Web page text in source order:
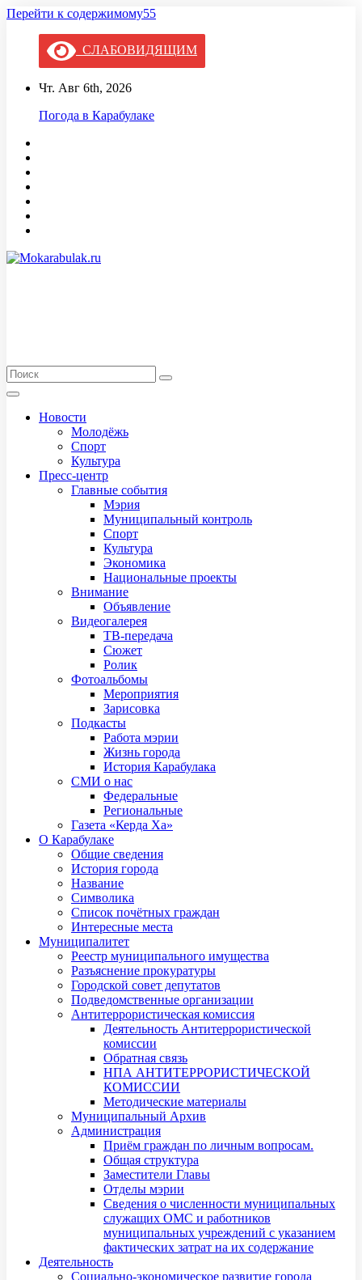
Перейти к содержимому55
СЛАБОВИДЯЩИМ
Чт. Авг 6th, 2026
Погода в Карабулаке
Новости
Молодёжь
Спорт
Культура
Пресс-центр
Главные события
Мэрия
Муниципальный контроль
Спорт
Культура
Экономика
Национальные проекты
Внимание
Объявление
Видеогалерея
ТВ-передача
Сюжет
Ролик
Фотоальбомы
Мероприятия
Зарисовка
Подкасты
Работа мэрии
Жизнь города
История Карабулака
СМИ о нас
Федеральные
Региональные
Газета «Керда Ха»
О Карабулаке
Общие сведения
История города
Название
Символика
Список почётных граждан
Интересные места
Муниципалитет
Реестр муниципального имущества
Разъяснение прокуратуры
Городской совет депутатов
Подведомственные организации
Антитеррористическая комиссия
Деятельность Антитеррористической
комиссии
Обратная связь
НПА АНТИТЕРРОРИСТИЧЕСКОЙ
КОМИССИИ
Методические материалы
Муниципальный Архив
Администрация
Приём граждан по личным вопросам.
Общая структура
Заместители Главы
Отделы мэрии
Сведения о численности муниципальных
служащих ОМС и работников
муниципальных учреждений с указанием
фактических затрат на их содержание
Деятельность
Социально-экономическое развитие города